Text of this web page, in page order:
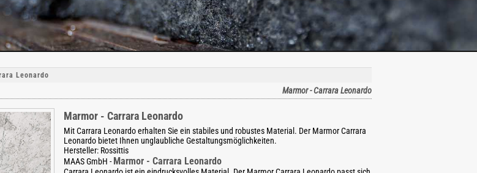
Leonardo
Marmor - Carrara Leonardo
Marmor - Carrara Leonardo
Mit Carrara Leonardo erhalten Sie ein stabiles und robustes Material. Der Marmor Carrara
Leonardo bietet Ihnen unglaubliche Gestaltungsmöglichkeiten.
Hersteller: Rossittis
MAAS GmbH -Marmor - Carrara Leonardo